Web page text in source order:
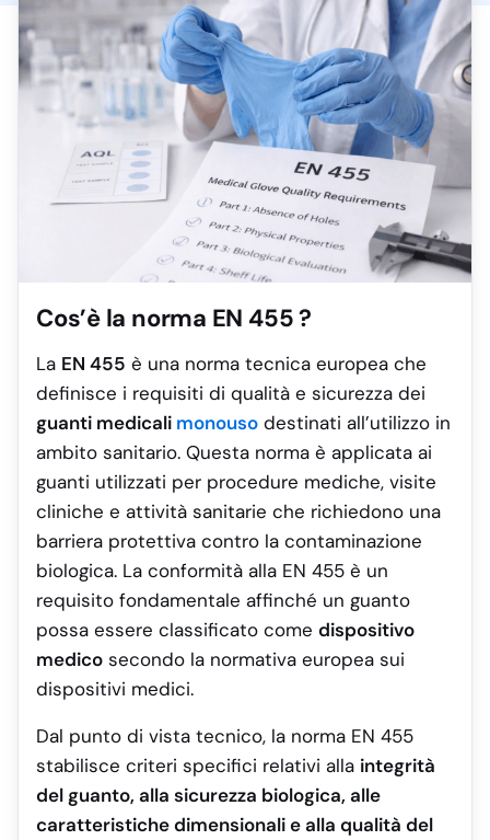
Cos’è la norma EN 455 ?
La EN 455 è una norma tecnica europea che
definisce i requisiti di qualità e sicurezza dei
guanti medicali monouso destinati all’utilizzo in
ambito sanitario. Questa norma è applicata ai
guanti utilizzati per procedure mediche, visite
cliniche e attività sanitarie che richiedono una
barriera protettiva contro la contaminazione
biologica. La conformità alla EN 455 è un
requisito fondamentale affinché un guanto
possa essere classificato come dispositivo
medico secondo la normativa europea sui
dispositivi medici.
Dal punto di vista tecnico, la norma EN 455
stabilisce criteri specifici relativi alla integrità
del guanto, alla sicurezza biologica, alle
caratteristiche dimensionali e alla qualità del